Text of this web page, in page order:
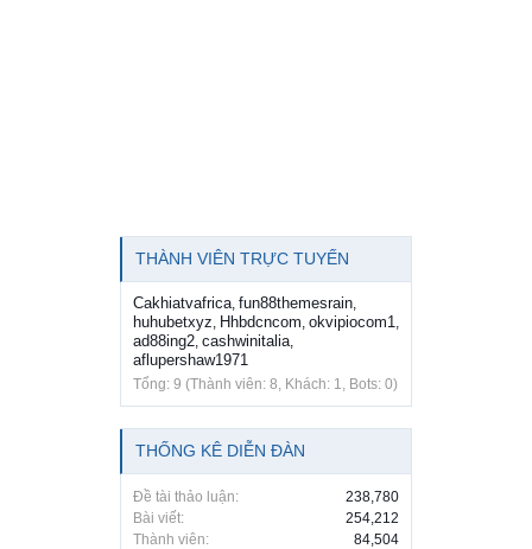
THÀNH VIÊN TRỰC TUYẾN
Cakhiatvafrica fun88themesrain
huhubetxyz Hhbdcncom okvipiocom1
ad88ing2 cashwinitalia
aflupershaw1971
Tổng: 9 (Thành viên: 8, Khách: 1, Bots: 0)
THỐNG KÊ DIỄN ĐÀN
Đề tài thảo luận:
238,780
Bài viết:
254,212
Thành viên:
84,504